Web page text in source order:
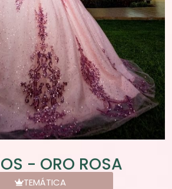
- ORO ROSA
TEMÁTICA